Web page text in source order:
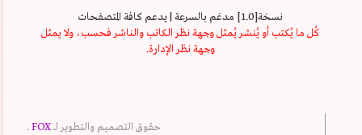
نسخة[1.0] مدعَم بالسرعة | يدعم كافة المتصفحات
كُل ما يُكتب أو يُنشر يُمثل وجهة نظر الكاتب والناشر فحسب، ولا يمثل
وجهة نظر الإدارة.
حقوق التصميم والتطوير لــFOX
.